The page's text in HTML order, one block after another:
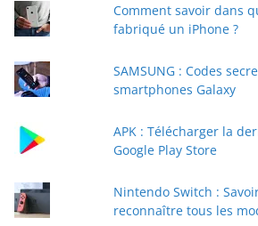
r
e
e
-
a
Comment savoir dans
fabriqué un iPhone ?
SAMSUNG : Codes
smartphones Galaxy
APK : Télécharger la
Google Play Store
Nintendo Switch :
reconnaître tous les